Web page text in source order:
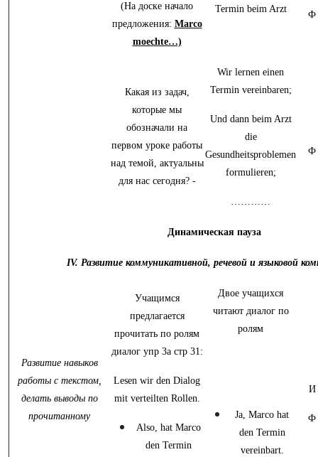
(На доске начало
предложения: Marco
moechte…)
Termin beim Arzt
Ф
Какая из задач,
которые мы
обозначали на
первом уроке работы
над темой, актуальны
для нас сегодня? -
Wir lernen einen
Termin vereinbaren;
Und dann beim Arzt
die
Gesundheitsproblemen
formulieren;
…………
Ф
Динамическая пауза
IV. Развитие коммуникативной, речевой и языковой
Развитие навыков
работы с текстом,
делать выводы по
прочитанному
Учащимся
предлагается
прочитать по ролям
диалог упр 3а стр 31:
Lesen wir den Dialog
mit verteilten Rollen.
Also, hat Marco
den Termin
Двое учащихся
читают диалог по
ролям
Ja, Marco hat
den Termin
vereinbart.
И
Ф